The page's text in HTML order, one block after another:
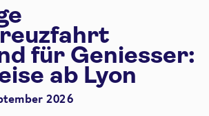
für Geniesser:
ab Lyon
2026